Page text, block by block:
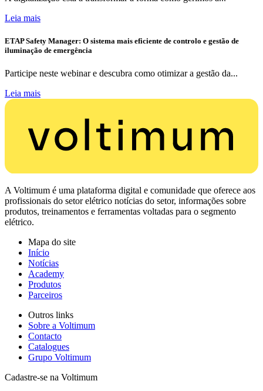
Leia mais
ETAP Safety Manager: O sistema mais eficiente de controlo e gestão de
iluminação de emergência
Participe neste webinar e descubra como otimizar a gestão da...
Leia mais
A Voltimum é uma plataforma digital e comunidade que oferece aos
profissionais do setor elétrico notícias do setor, informações sobre
produtos, treinamentos e ferramentas voltadas para o segmento
elétrico.
Mapa do site
Início
Notícias
Academy
Produtos
Parceiros
Outros links
Sobre a Voltimum
Contacto
Catalogues
Grupo Voltimum
Cadastre-se na Voltimum